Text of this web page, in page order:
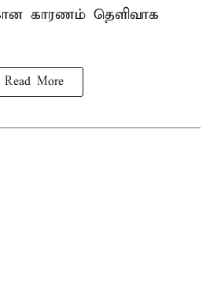
காரணம் தெளிவாக
Read More